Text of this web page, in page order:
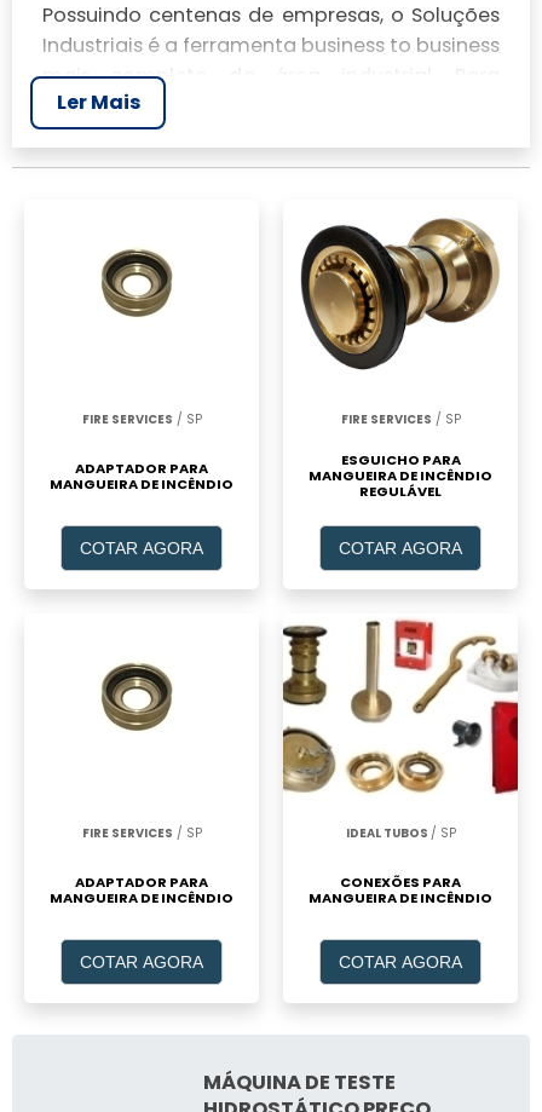
Possuindo centenas de empresas, o Soluções
Industriais é a ferramenta business to business
mais completo da área industrial. Para
realizar um orçamento de Comprar
mangueira de incêndio, clique em um ou mais
dos anuciantes a seguir:
Ler Mais
FIRE SERVICES / SP
ADAPTADOR PARA
MANGUEIRA DE INCÊNDIO
COTAR AGORA
FIRE SERVICES / SP
ESGUICHO PARA
MANGUEIRA DE INCÊNDIO
REGULÁVEL
COTAR AGORA
FIRE SERVICES / SP
ADAPTADOR PARA
MANGUEIRA DE INCÊNDIO
COTAR AGORA
IDEAL TUBOS / SP
CONEXÕES PARA
MANGUEIRA DE INCÊNDIO
COTAR AGORA
MÁQUINA DE TESTE